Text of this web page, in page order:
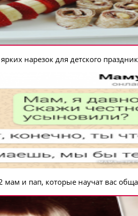
нарезок для детского
мам и пап, которые научат вас